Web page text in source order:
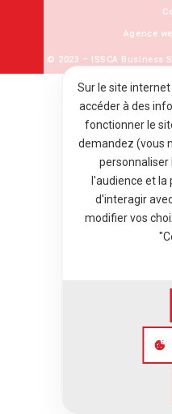
Sur le site
accéder à des
fonctionner le
demandez (vous
l'audience et la
d'interagir
modifier vos
© 2023 – ISSCA Business
Agence